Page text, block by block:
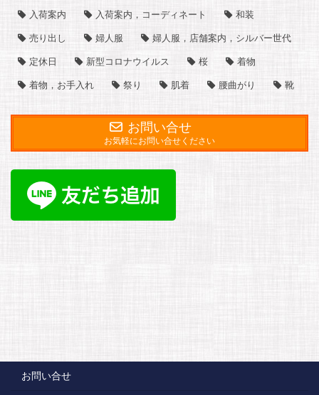
入荷案内 入荷案内，コーディネート 和装
売り出し 婦人服 婦人服，店舗案内，シルバー世代
定休日 新型コロナウイルス 桜 着物
着物，お手入れ 祭り 肌着 腰曲がり 靴
お問い合せ
お気軽にお問い合せください
お問い合せ